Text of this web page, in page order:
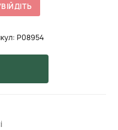
P08954